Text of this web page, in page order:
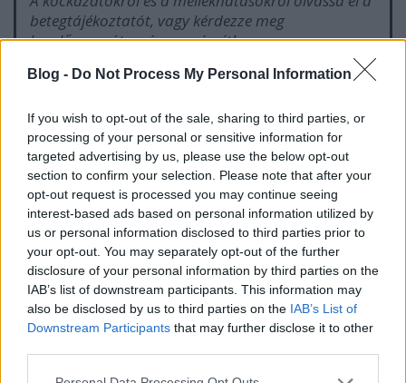
Blog - Do Not Process My Personal Information
If you wish to opt-out of the sale, sharing to third parties, or
processing of your personal or sensitive information for
targeted advertising by us, please use the below opt-out
section to confirm your selection. Please note that after your
opt-out request is processed you may continue seeing
interest-based ads based on personal information utilized by
us or personal information disclosed to third parties prior to
your opt-out. You may separately opt-out of the further
disclosure of your personal information by third parties on the
IAB’s list of downstream participants. This information may
also be disclosed by us to third parties on the IAB’s List of
Downstream Participants that may further disclose it to other
Please note that this website/app uses one or more Google
betegtájékoztatót, vagy kérdezze meg
kezelőorvosát, gyógyszerészét!
Végezze az alábbi gyakorlatsort mindennap. Egy-
egy gyakorlatot ismételjen tízszer!
Helyezze talpát a talajra, és emelje fel lábujjait!
Emelje fel lábfeje első részét, és hajlítsa be,
majd feszítse vissza lábujjait!
Emelje meg sarkát!
Nyújtsa ki lábát, és feszítse előre lábfejét (spicc),
majd húzza vissza derékszögig (pipa).
Próbáljon egy ceruzát megfogni lábujjaival,
majd engedje el.